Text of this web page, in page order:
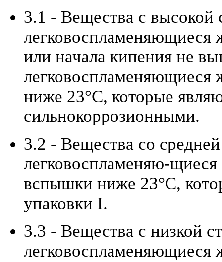
3.1 - Вещества с высокой
легковоспламеняющиеся
или начала кипения не
легковоспламеняющиеся
ниже 23°C, которые
сильнокоррозионными.
3.2 - Вещества со
легковоспламеняю-
вспышки ниже 23°C,
упаковки I.
3.3 - Вещества с низкой
легковоспламеняющиеся